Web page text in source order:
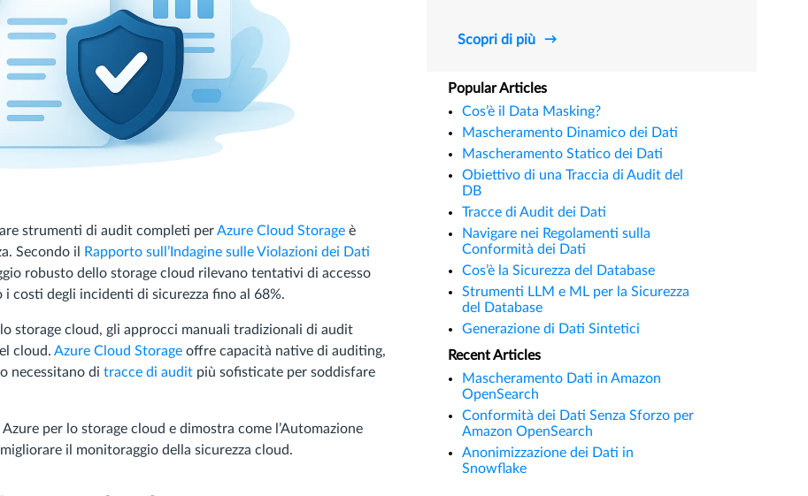
strumenti di audit completi perAzure Cloud Storage è
Secondo il
Rapporto sull’Indagine sulle Violazioni dei Dati
robusto dello storage cloud rilevano tentativi di accesso
costi degli incidenti di sicurezza fino al 68%.
storage cloud, gli approcci manuali tradizionali di audit
cloud. Azure Cloud Storage offre capacità native di auditing,
necessitano di tracce di audit più sofisticate per soddisfare
per lo storage cloud e dimostra come l’Automazione
il monitoraggio della sicurezza cloud.
Scopri di più
Popular Articles
Cos’è il Data Masking?
Mascheramento Dinamico dei Dati
Mascheramento Statico dei Dati
Obiettivo di una Traccia di Audit del
DB
Tracce di Audit dei Dati
Navigare nei Regolamenti sulla
Conformità dei Dati
Cos’è la Sicurezza del Database
Strumenti LLM e ML per la Sicurezza
del Database
Generazione di Dati Sintetici
Recent Articles
Mascheramento Dati in Amazon
OpenSearch
Conformità dei Dati Senza Sforzo per
Amazon OpenSearch
Anonimizzazione dei Dati in
Snowflake